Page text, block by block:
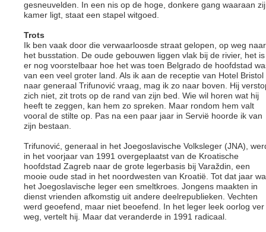
gesneuvelden. In een nis op de hoge, donkere gang waaraan
kamer ligt, staat een stapel witgoed.
Trots
Ik ben vaak door die verwaarloosde straat gelopen, op weg naar
het busstation. De oude gebouwen liggen vlak bij de rivier, het is
er nog voorstelbaar hoe het was toen Belgrado de hoofdstad
van een veel groter land. Als ik aan de receptie van Hotel Bristol
naar generaal Trifunović vraag, mag ik zo naar boven. Hij
zich niet, zit trots op de rand van zijn bed. Wie wil horen wat hij
heeft te zeggen, kan hem zo spreken. Maar rondom hem valt
vooral de stilte op. Pas na een paar jaar in Servië hoorde ik van
zijn bestaan.
Trifunović, generaal in het Joegoslavische Volksleger (JNA),
in het voorjaar van 1991 overgeplaatst van de Kroatische
hoofdstad Zagreb naar de grote legerbasis bij Varaždin, een
mooie oude stad in het noordwesten van Kroatië. Tot dat jaar
het Joegoslavische leger een smeltkroes. Jongens maakten in
dienst vrienden afkomstig uit andere deelrepublieken. Vechten
werd geoefend, maar niet beoefend. In het leger leek oorlog ver
weg, vertelt hij. Maar dat veranderde in 1991 radicaal.